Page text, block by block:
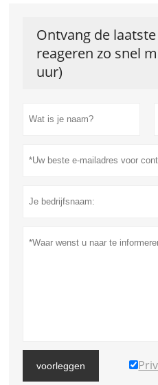
Ontvang de
reageren zo snel
uur)
voorleggen